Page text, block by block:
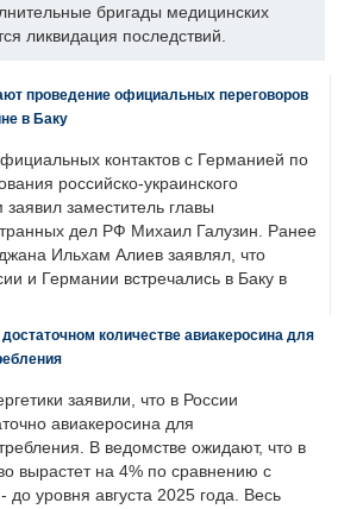
бригады медицинских
ликвидация последствий.
проведение официальных переговоров
в Баку
контактов с Германией по
российско-украинского
заместитель главы
дел РФ Михаил Галузин. Ранее
Ильхам Алиев заявлял, что
и Германии встречались в Баку в
количестве авиакеросина для
заявили, что в России
авиакеросина для
В ведомстве ожидают, что в
вырастет на 4% по сравнению с
уровня августа 2025 года. Весь